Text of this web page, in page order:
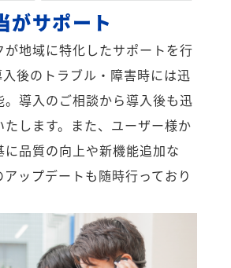
がサポート
が地域に特化したサポートを行
入後のトラブル・障害時には迅
導入のご相談から導入後も迅
します。また、ユーザー様か
に品質の向上や新機能追加な
ップデートも随時行っており